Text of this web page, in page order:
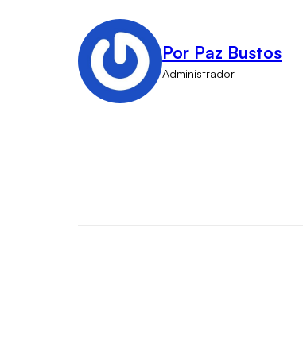
Por Paz Bustos
Administrador